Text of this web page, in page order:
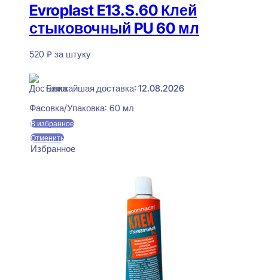
Evroplast E13.S.60 Клей
стыковочный PU 60 мл
520 ₽ за штуку
Ближайшая доставка: 12.08.2026
Фасовка/Упаковка: 60 мл
В избранное
Отменить
Избранное